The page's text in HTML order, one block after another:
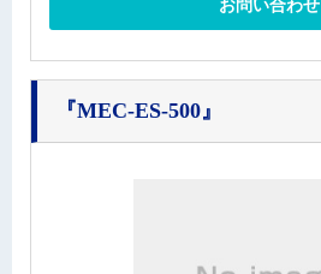
お問い合わせ
『MEC-ES-500』